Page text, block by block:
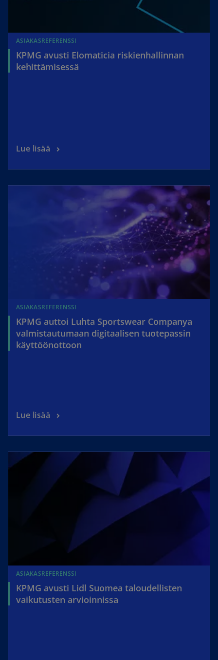
ASIAKASREFERENSSI
KPMG avusti Elomaticia riskienhallinnan
kehittämisessä
Lue lisää
ASIAKASREFERENSSI
KPMG auttoi Luhta Sportswear Companya
valmistautumaan digitaalisen tuotepassin
käyttöönottoon
Lue lisää
ASIAKASREFERENSSI
KPMG avusti Lidl Suomea taloudellisten
vaikutusten arvioinnissa